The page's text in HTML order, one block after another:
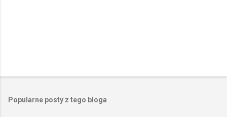
Popularne posty z tego bloga